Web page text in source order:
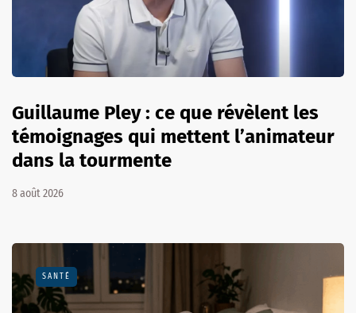
Guillaume Pley : ce que révèlent les
témoignages qui mettent l’animateur
dans la tourmente
8 août 2026
SANTÉ